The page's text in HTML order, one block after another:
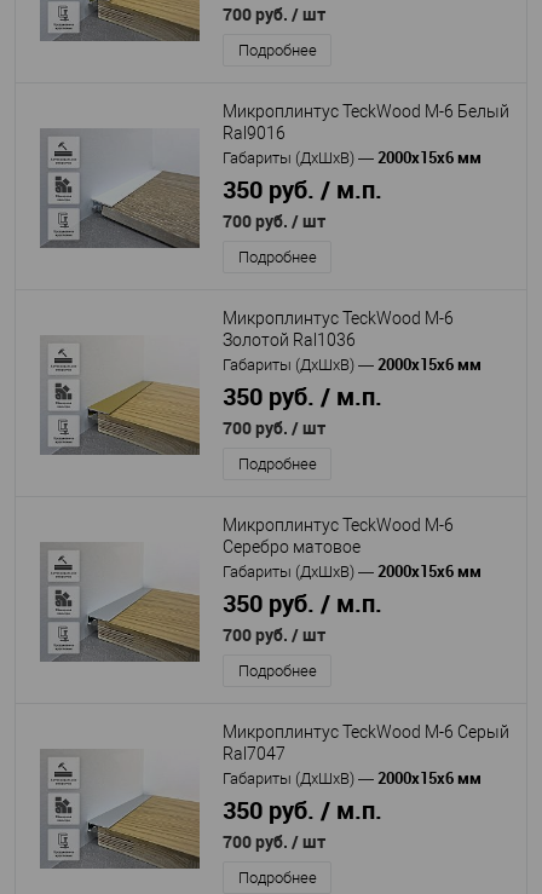
700 руб. / шт
Подробнее
Микроплинтус TeckWood M-6 Белый
Ral9016
Габариты (ДхШхВ) — 2000х15х6 мм
350 руб. / м.п.
700 руб. / шт
Подробнее
Микроплинтус TeckWood M-6
Золотой Ral1036
Габариты (ДхШхВ) — 2000х15х6 мм
350 руб. / м.п.
700 руб. / шт
Подробнее
Микроплинтус TeckWood M-6
Серебро матовое
Габариты (ДхШхВ) — 2000х15х6 мм
350 руб. / м.п.
700 руб. / шт
Подробнее
Микроплинтус TeckWood M-6 Серый
Ral7047
Габариты (ДхШхВ) — 2000х15х6 мм
350 руб. / м.п.
700 руб. / шт
Подробнее